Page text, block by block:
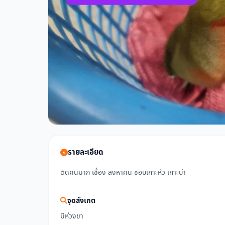
รายละเอียด
ติดคนมาก เชื่อง ลงหาคน ชอบเกาะหัว เกาะบ่า
จุดสังเกต
มีห่วงขา